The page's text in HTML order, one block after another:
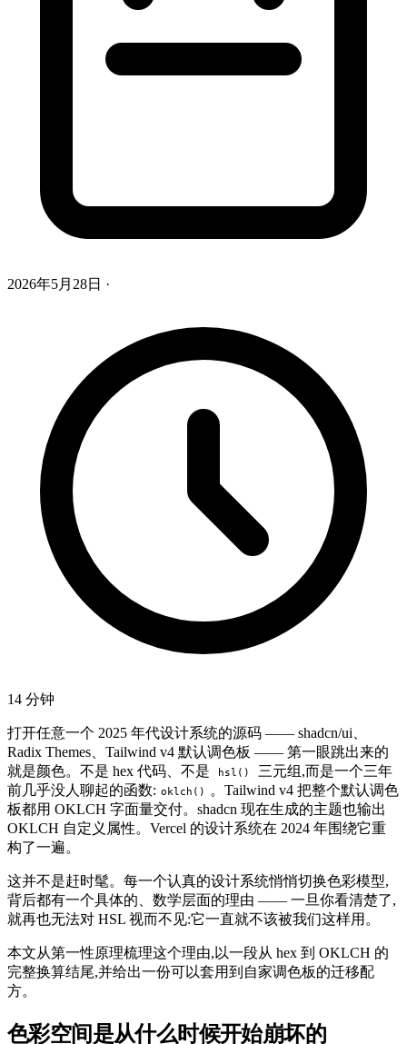
2026年5月28日 ·
14 分钟
打开任意一个 2025 年代设计系统的源码 —— shadcn/ui、
Radix Themes、Tailwind v4 默认调色板 —— 第一眼跳出来的
就是颜色。不是 hex 代码、不是
hsl()
三元组,而是一个三年
前几乎没人聊起的函数: oklch()
。Tailwind v4 把整个默认调色
板都用 OKLCH 字面量交付。shadcn 现在生成的主题也输出
OKLCH 自定义属性。Vercel 的设计系统在 2024 年围绕它重
构了一遍。
这并不是赶时髦。每一个认真的设计系统悄悄切换色彩模型,
背后都有一个具体的、数学层面的理由 —— 一旦你看清楚了,
就再也无法对 HSL 视而不见:它一直就不该被我们这样用。
本文从第一性原理梳理这个理由,以一段从 hex 到 OKLCH 的
完整换算结尾,并给出一份可以套用到自家调色板的迁移配
方。
#
色彩空间是从什么时候开始崩坏的